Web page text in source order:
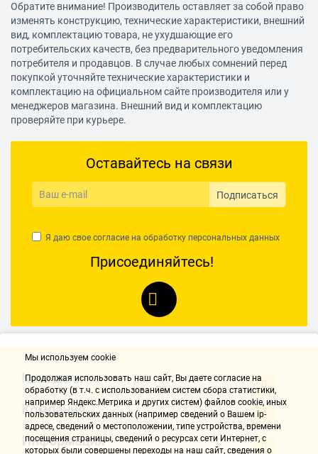
Обратите внимание! Производитель оставляет за собой право
изменять конструкцию, технические характеристики, внешний
вид, комплектацию товара, не ухудшающие его
потребительских качеств, без предварительного уведомления
потребителя и продавцов. В случае любых сомнений перед
покупкой уточняйте технические характеристики и
комплектацию на официальном сайте производителя или у
менеджеров магазина. Внешний вид и комплектацию
проверяйте при курьере.
Оставайтесь на связи
Подписаться
Я даю свое согласие на обработку персональных данных
Присоединяйтесь!
Контакты
Компания
Информация
Мы используем cookie
Продолжая использовать наш cайт, Вы даете согласие на
обработку (в т.ч. с использованием систем сбора статистики,
например Яндекс.Метрика и других систем) файлов cookie, иных
пользовательских данных (например сведений о Вашем ip-
адресе, сведений о местоположении, типе устройства, времени
посещения страницы, сведений о ресурсах сети Интернет, с
которых были совершены переходы на наш сайт, сведения о